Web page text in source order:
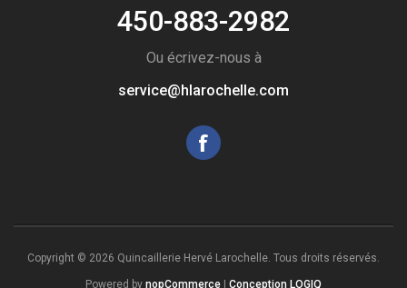
450-883-2982
Ou écrivez-nous à
service@hlarochelle.com
Copyright © 2026 Quincaillerie Hervé Larochelle. Tous droits réservés.
Powered by nopCommerce Conception LOGIQ